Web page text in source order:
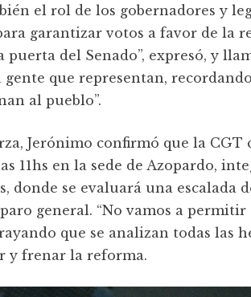
el rol de los gobernadores y
garantizar votos a favor de la
del Senado”, expresó, y
que representan,
al pueblo”.
Jerónimo confirmó que la CGT
11hs en la sede de Azopardo,
donde se evaluará una escalada
general. “No vamos a permitir
que se analizan todas las
y frenar la reforma.